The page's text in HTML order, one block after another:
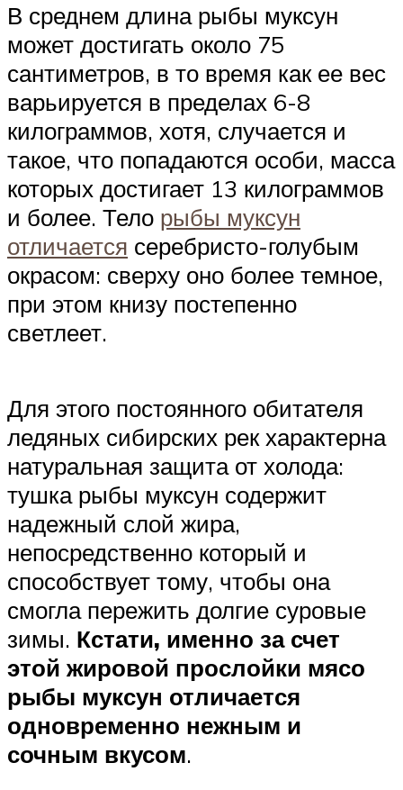
В среднем длина рыбы муксун
может достигать около 75
сантиметров, в то время как ее вес
варьируется в пределах 6-8
килограммов, хотя, случается и
такое, что попадаются особи, масса
которых достигает 13 килограммов
и более. Тело рыбы муксун
отличается серебристо-голубым
окрасом: сверху оно более темное,
при этом книзу постепенно
светлеет.
Для этого постоянного обитателя
ледяных сибирских рек характерна
натуральная защита от холода:
тушка рыбы муксун содержит
надежный слой жира,
непосредственно который и
способствует тому, чтобы она
смогла пережить долгие суровые
зимы. Кстати, именно за счет
этой жировой прослойки мясо
рыбы муксун отличается
одновременно нежным и
сочным вкусом.